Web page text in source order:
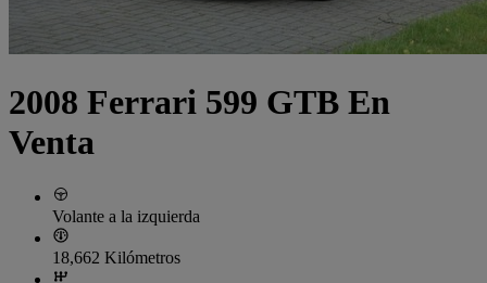
2008 Ferrari 599 GTB En
Venta
Volante a la izquierda
18,662 Kilómetros